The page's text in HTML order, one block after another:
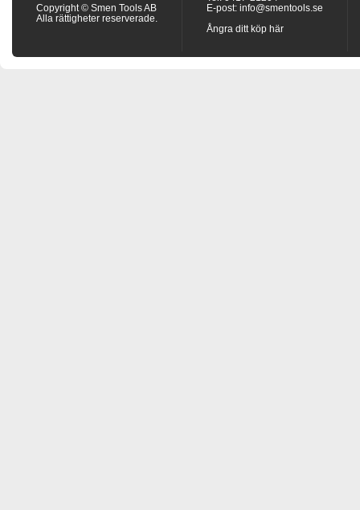
Copyright © Smen Tools AB
Alla rättigheter reserverade.
E-post: info@smentools.se
Ångra ditt köp här